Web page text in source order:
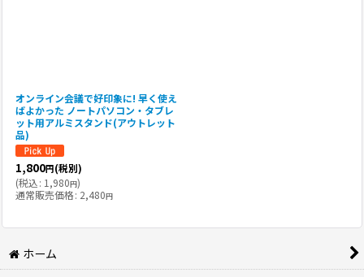
オンライン会議で好印象に! 早く使え
ばよかった ノートパソコン・タブレ
ット用アルミスタンド(アウトレット
品)
1,800円(税別)
(税込: 1,980円)
通常販売価格: 2,480円
ホーム